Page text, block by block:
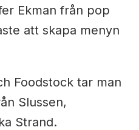
Ekman från pop
att skapa menyn
Foodstock tar man
Slussen,
Strand.